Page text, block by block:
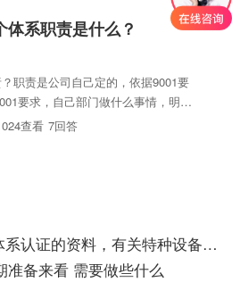
系职责是什么？
职责是公司自己定的，依据9001要
要求，自己部门做什么事情，明确
查看 7回答
谁会做ISO9001质量体系认证的资料，有关特种设备安检、设备资料
准备来看 需要做些什么